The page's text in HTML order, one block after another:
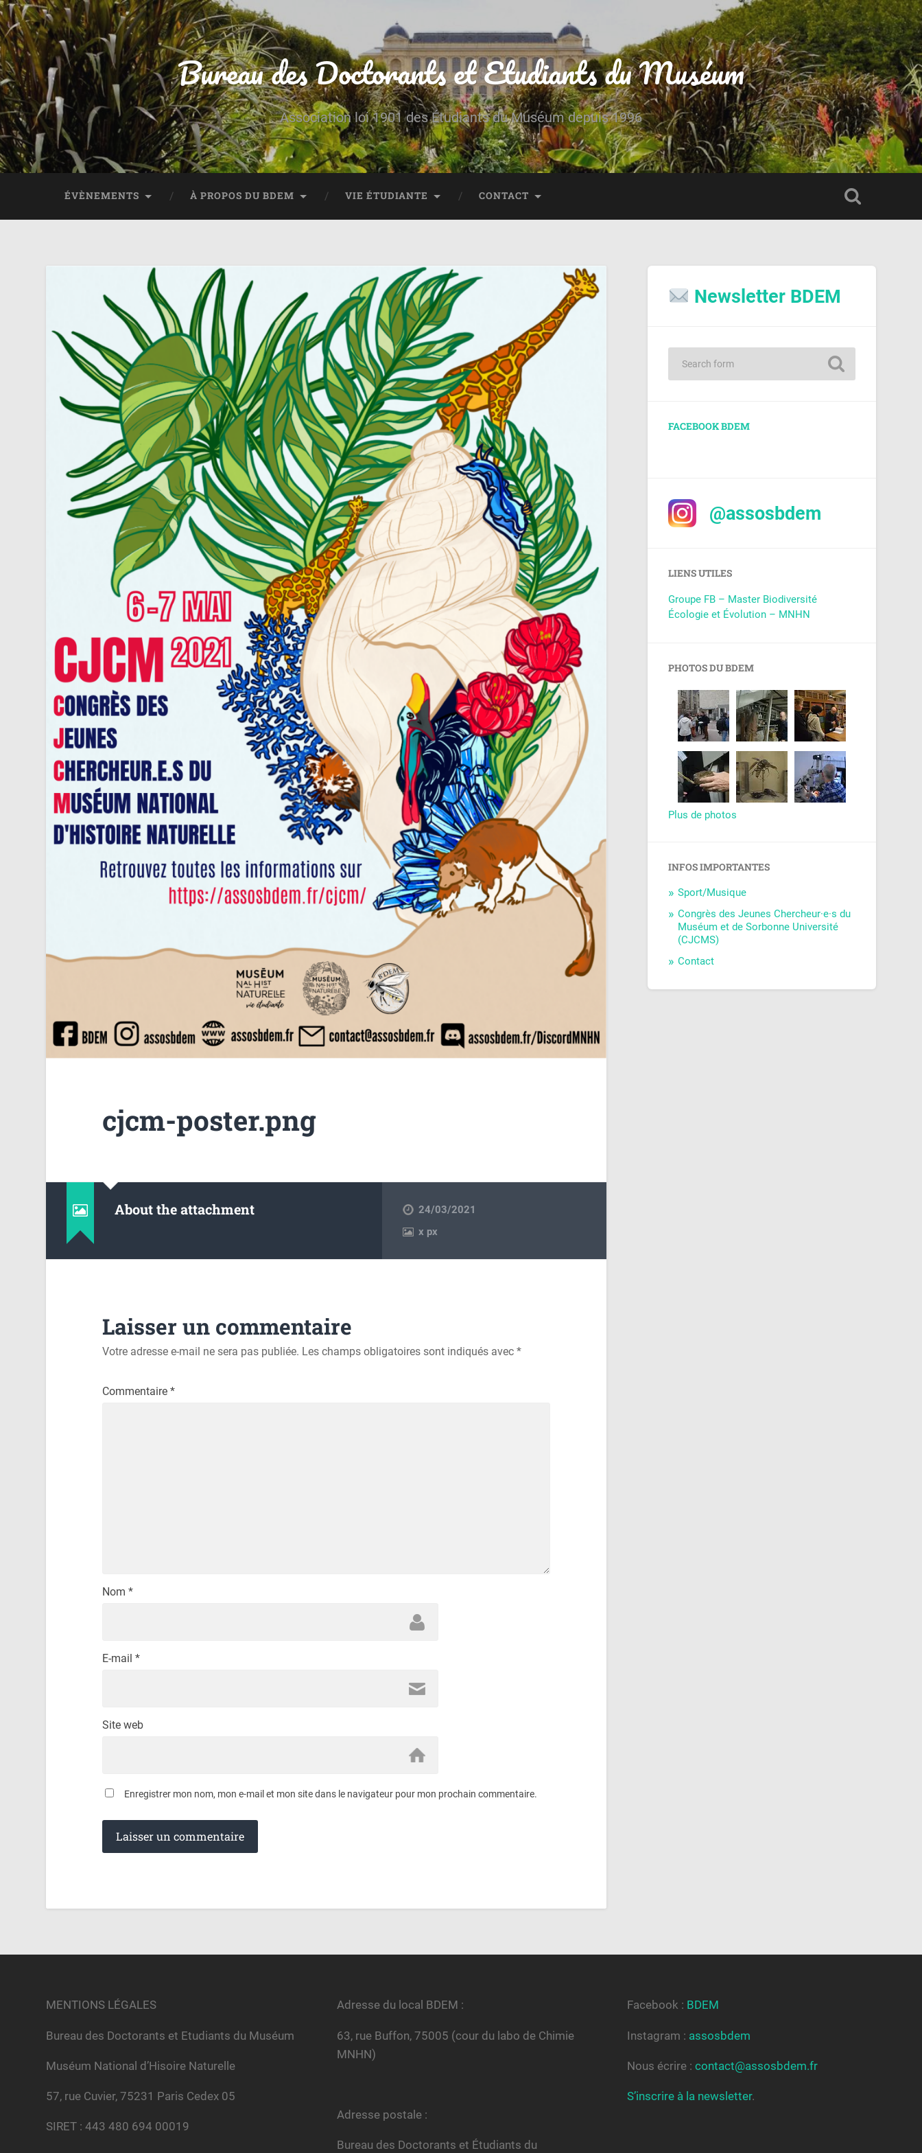
Bureau des Doctorants et Etudiants du Muséum
Association loi 1901 des Étudiants du Muséum depuis 1996
ÉVÈNEMENTS À PROPOS DU BDEM VIE ÉTUDIANTE CONTACT
cjcm-poster.png
About the attachment
24/03/2021
x px
Laisser un commentaire
Votre adresse e-mail ne sera pas publiée. Les champs obligatoires sont indiqués avec *
Commentaire *
Nom *
E-mail *
Site web
Enregistrer mon nom, mon e-mail et mon site dans le navigateur pour mon prochain commentaire.
Newsletter BDEM
FACEBOOK BDEM
@assosbdem
LIENS UTILES
Groupe FB – Master Biodiversité
Écologie et Évolution – MNHN
PHOTOS DU BDEM
Plus de photos
INFOS IMPORTANTES
Sport/Musique
Congrès des Jeunes Chercheur·e·s du
Muséum et de Sorbonne Université
(CJCMS)
Contact
MENTIONS LÉGALES
Bureau des Doctorants et Etudiants du Muséum
Muséum National d’Hisoire Naturelle
57, rue Cuvier, 75231 Paris Cedex 05
SIRET : 443 480 694 00019
Adresse du local BDEM :
63, rue Buffon, 75005 (cour du labo de Chimie
MNHN)
Adresse postale :
Bureau des Doctorants et Étudiants du
Facebook : BDEM
Instagram : assosbdem
Nous écrire : contact@assosbdem.fr
S’inscrire à la newsletter.